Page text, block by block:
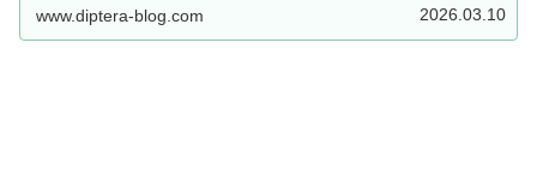
ね……。【遊戯王ラッシュデュエル】
www.diptera-blog.com 2026.03.10